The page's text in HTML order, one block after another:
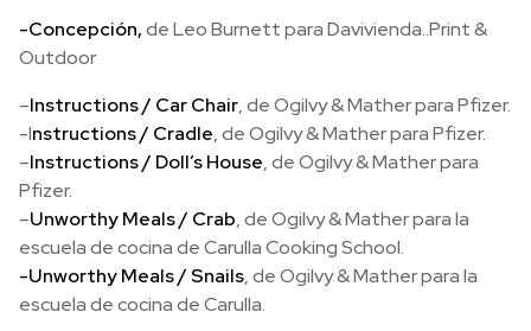
-Concepción,de Leo Burnett para Davivienda..Print &
Outdoor
–Instructions / Car Chair, de Ogilvy & Mather para Pfizer.
-Instructions / Cradle, de Ogilvy & Mather para Pfizer.
–Instructions / Doll’s House, de Ogilvy & Mather para
Pfizer.
–Unworthy Meals / Crab, de Ogilvy & Mather para la
escuela de cocina de Carulla Cooking School.
-Unworthy Meals / Snails, de Ogilvy & Mather para la
escuela de cocina de Carulla.